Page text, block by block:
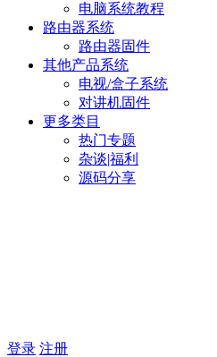
电脑系统教程
路由器系统
路由器固件
其他产品系统
电视/盒子系统
对讲机固件
更多类目
热门专题
杂谈|福利
源码分享
登录 注册